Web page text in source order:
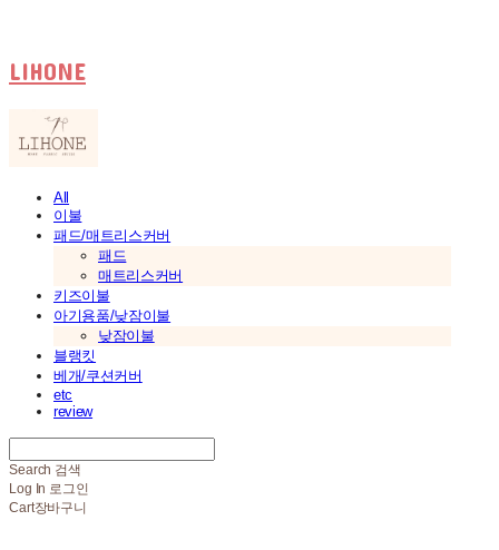
LIHONE
All
이불
패드/매트리스커버
패드
매트리스커버
키즈이불
아기용품/낮잠이불
낮잠이불
블랭킷
베개/쿠션커버
etc
review
Search 검색
Log In 로그인
Cart장바구니